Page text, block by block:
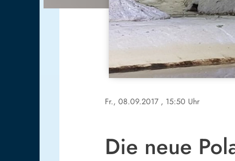
Fr., 08.09.2017 , 15:50 Uhr
Die neue